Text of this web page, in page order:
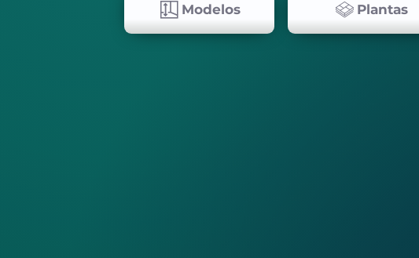
Modelos Plantas